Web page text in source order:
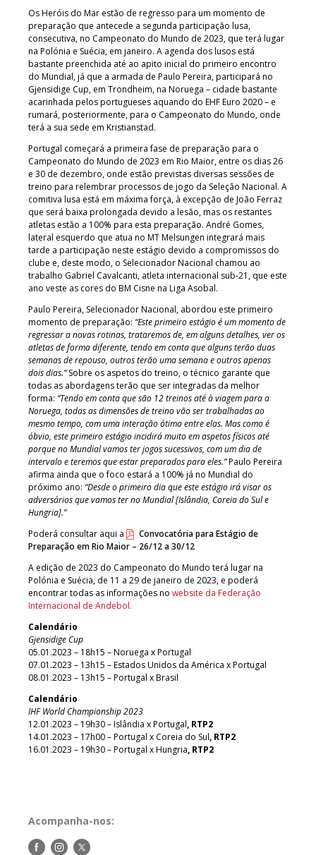
Os Heróis do Mar estão de regresso para um momento de
preparação que antecede a segunda participação lusa,
consecutiva, no Campeonato do Mundo de 2023, que terá lugar
na Polónia e Suécia, em janeiro. A agenda dos lusos está
bastante preenchida até ao apito inicial do primeiro encontro
do Mundial, já que a armada de Paulo Pereira, participará no
Gjensidige Cup, em Trondheim, na Noruega – cidade bastante
acarinhada pelos portugueses aquando do EHF Euro 2020 – e
rumará, posteriormente, para o Campeonato do Mundo, onde
terá a sua sede em Kristianstad.
Portugal começará a primeira fase de preparação para o
Campeonato do Mundo de 2023 em Rio Maior, entre os dias 26
e 30 de dezembro, onde estão previstas diversas sessões de
treino para relembrar processos de jogo da Seleção Nacional. A
comitiva lusa está em máxima força, à excepção de João Ferraz
que será baixa prolongada devido a lesão, mas os restantes
atletas estão a 100% para esta preparação. André Gomes,
lateral esquerdo que atua no MT Melsungen integrará mais
tarde a participação neste estágio devido a compromissos do
clube e, deste modo, o Selecionador Nacional chamou ao
trabalho Gabriel Cavalcanti, atleta internacional sub-21, que este
ano veste as cores do BM Cisne na Liga Asobal.
Paulo Pereira, Selecionador Nacional, abordou este primeiro
momento de preparação: “Este primeiro estágio é um momento de
regressar a novas rotinas, trataremos de, em alguns detalhes, ver os
atletas de forma diferente, tendo em conta que alguns terão duas
semanas de repouso, outros terão uma semana e outros apenas
dois dias.”Sobre os aspetos do treino, o técnico garante que
todas as abordagens terão que ser integradas da melhor
forma: “Tendo em conta que são 12 treinos até à viagem para a
Noruega, todas as dimensões de treino vão ser trabalhadas ao
mesmo tempo, com uma interação ótima entre elas. Mas como é
óbvio, este primeiro estágio incidirá muito em aspetos físicos até
porque no Mundial vamos ter jogos sucessivos, com um dia de
intervalo e teremos que estar preparados para eles.”Paulo Pereira
afirma ainda que o foco estará a 100% já no Mundial do
próximo ano: “Desde o primeiro dia que este estágio irá visar os
adversários que vamos ter no Mundial [Islândia, Coreia do Sul e
Hungria].”
Poderá consultar aqui a
Convocatória para Estágio de
Preparação em Rio Maior – 26/12 a 30/12
A edição de 2023 do Campeonato do Mundo terá lugar na
Polónia e Suécia, de 11 a 29 de janeiro de 2023, e poderá
encontrar todas as informações no website da Federação
Internacional de Andebol.
Calendário
Gjensidige Cup
05.01.2023 – 18h15 – Noruega x Portugal
07.01.2023 – 13h15 – Estados Unidos da América x Portugal
08.01.2023 – 13h15 – Portugal x Brasil
Calendário
IHF World Championship 2023
12.01.2023 – 19h30 – Islândia x Portugal, RTP2
14.01.2023 – 17h00 – Portugal x Coreia do Sul, RTP2
16.01.2023 – 19h30 – Portugal x Hungria, RTP2
Acompanha-nos:
Siga-Siga-Siga-